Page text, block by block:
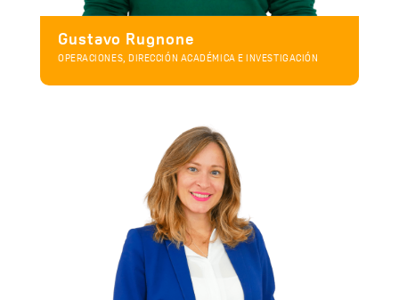
Gustavo Rugnone
OPERACIONES, DIRECCIÓN ACADÉMICA E INVESTIGACIÓN